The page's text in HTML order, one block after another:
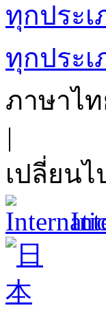
ทุกประเ
ทุกประเ
ภาษาไ
|
เปลี่ยน